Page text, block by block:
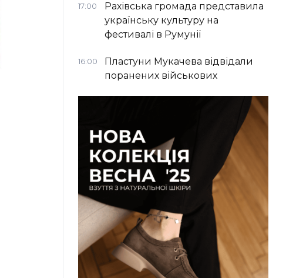
17:00
Рахівська громада представила
українську культуру на
фестивалі в Румунії
16:00
Пластуни Мукачева відвідали
поранених військових